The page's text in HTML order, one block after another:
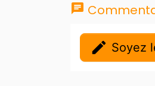
chat
edit Soyez